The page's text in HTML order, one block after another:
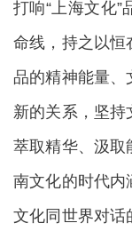
打响“上海文化
命线，持之以恒
品的精神能量、
新的关系，坚持
萃取精华、汲取
南文化的时代内
文化同世界对话